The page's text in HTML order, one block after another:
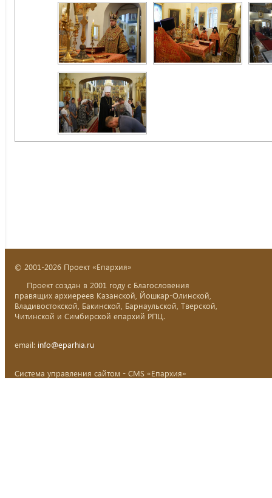
© 2001-2026 Проект «Епархия»
Проект создан в 2001 году с Благословения
правящих архиереев Казанской, Йошкар-Олинской,
Владивостокской, Бакинской, Барнаульской, Тверской,
Читинской и Симбирской епархий РПЦ.
email: info@eparhia.ru
Система управления сайтом - CMS «Епархия»